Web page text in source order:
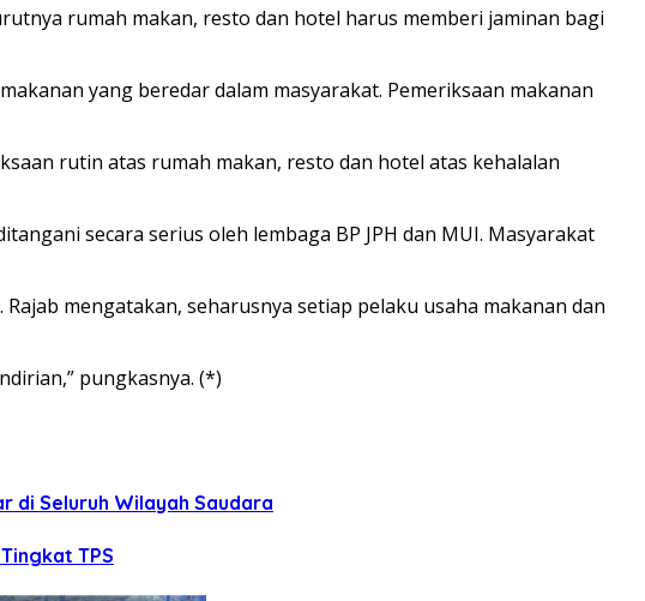
rumah makan, resto dan hotel harus memberi jaminan bagi
yang beredar dalam masyarakat. Pemeriksaan makanan
rutin atas rumah makan, resto dan hotel atas kehalalan
secara serius oleh lembaga BP JPH dan MUI. Masyarakat
mengatakan, seharusnya setiap pelaku usaha makanan dan
pungkasnya. (*)
di Seluruh Wilayah Saudara
TPS